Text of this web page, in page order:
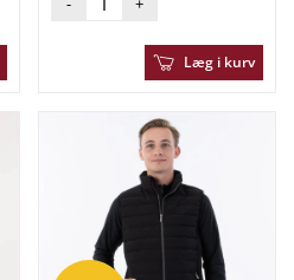
Læg i kurv